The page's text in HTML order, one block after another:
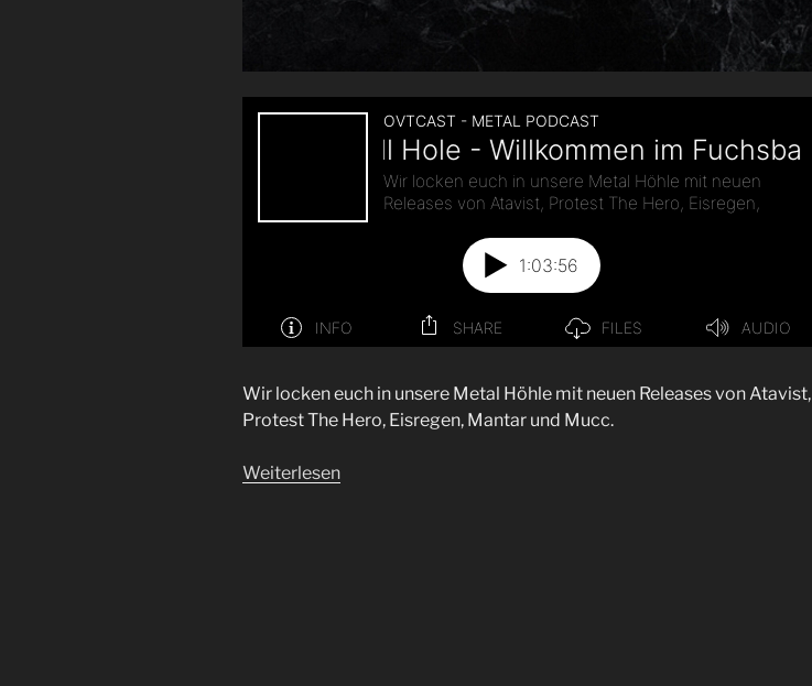
Wir locken euch in unsere Metal Höhle mit neuen Releases von Atavist,
Protest The Hero, Eisregen, Mantar und Mucc.
Weiterlesen